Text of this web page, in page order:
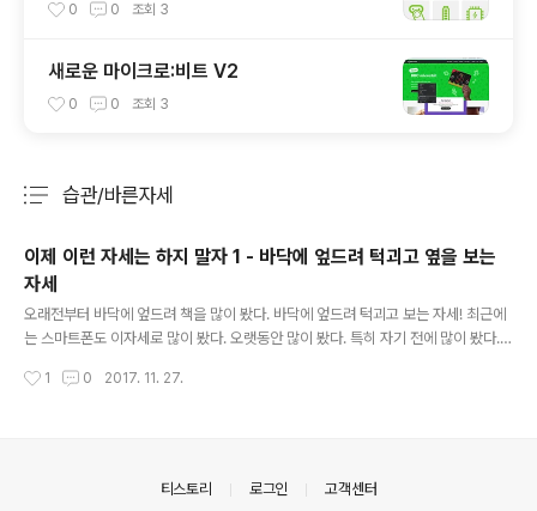
0 0 조회 3
새로운 마이크로:비트 V2
0 0 조회 3
습관/바른자세
이제 이런 자세는 하지 말자 1 - 바닥에 엎드려 턱괴고 옆을 보는
자세
오래전부터 바닥에 엎드려 책을 많이 봤다. 바닥에 엎드려 턱괴고 보는 자세! 최근에
는 스마트폰도 이자세로 많이 봤다. 오랫동안 많이 봤다. 특히 자기 전에 많이 봤다.
치료...... + 편두통도 있다. 링크를 보면 http://blog.naver.com/skj3606/2208
1 0 2017. 11. 27.
티스토리 로그인 고객센터